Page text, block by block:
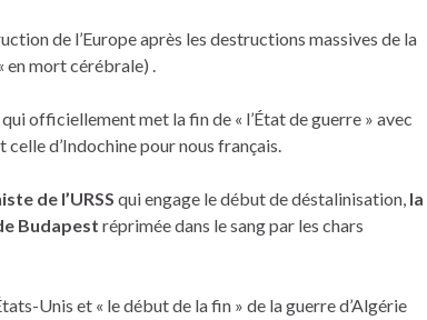
de l’Europe après les destructions massives de la
en mort cérébrale) .
officiellement met la fin de « l’État de guerre » avec
celle d’Indochine pour nous français.
de l’URSS qui engage le début de déstalinisation, la
Budapest réprimée dans le sang par les chars
Unis et « le début de la fin » de la guerre d’Algérie